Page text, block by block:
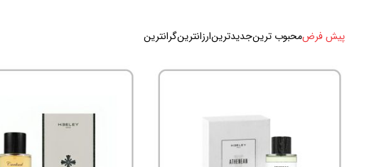
پیش فرضمحبوب ترینجدیدترینارزانترینگرانترین